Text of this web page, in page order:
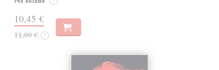
10,45 €
11,00 € ?